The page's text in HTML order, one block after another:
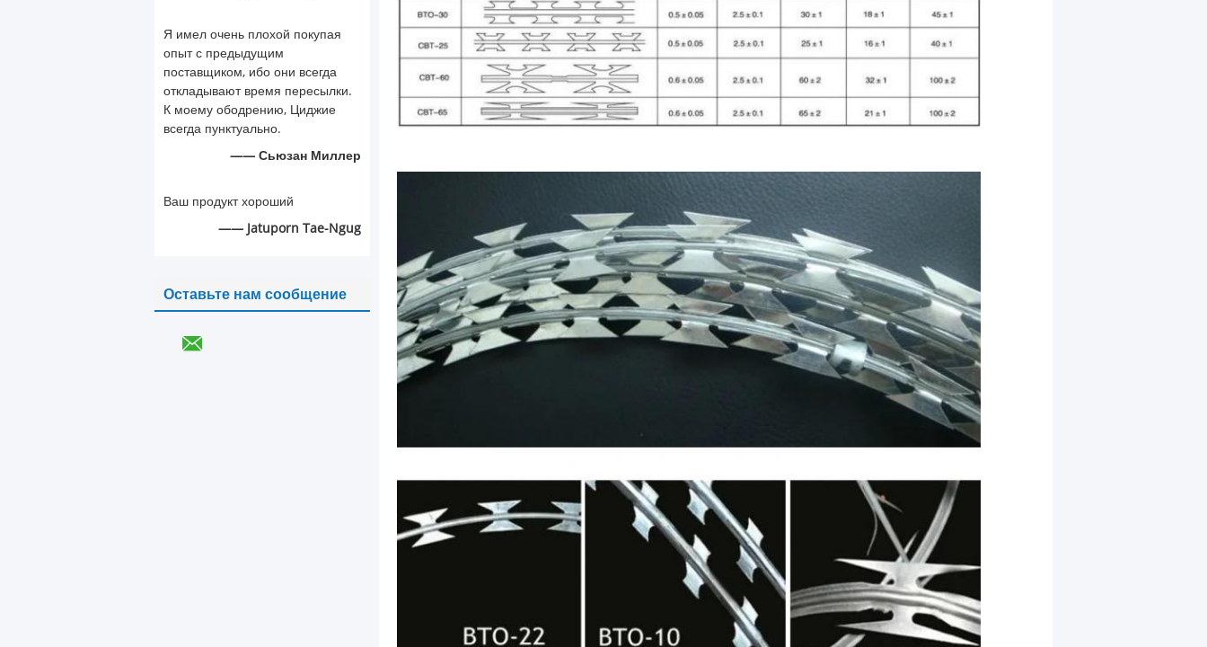
Я имел очень плохой покупая
опыт с предыдущим
поставщиком, ибо они всегда
откладывают время пересылки.
К моему ободрению, Циджие
всегда пунктуально.
—— Сьюзан Миллер
Ваш продукт хороший
—— Jatuporn Tae-Ngug
Оставьте нам сообщение